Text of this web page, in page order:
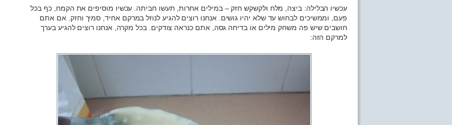
עכשיו הבלילה: ביצה, מלח ולקשקש חזק – במילים אחרות, תעשו חביתה. עכשיו מוסיפים את הקמח, כף בכל
פעם, וממשיכים לבחוש עד שלא יהיו גושים. אנחנו רוצים להגיע לנוזל במרקם אחיד, סמיך וחזק. אם אתם
חושבים שיש פה משחק מילים או בדיחה גסה, אתם כנראה צודקים. בכל מקרה, אנחנו רוצים להגיע בערך
למרקם הזה: